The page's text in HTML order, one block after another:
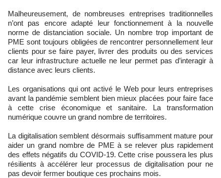
Malheureusement, de nombreuses entreprises traditionnelles
n’ont pas encore adapté leur fonctionnement à la nouvelle
norme de distanciation sociale. Un nombre trop important de
PME sont toujours obligées de rencontrer personnellement leur
clients pour se faire payer, livrer des produits ou des services
car leur infrastructure actuelle ne leur permet pas d’interagir à
distance avec leurs clients.
Les organisations qui ont activé le Web pour leurs entreprises
avant la pandémie semblent bien mieux placées pour faire face
à cette crise économique et sanitaire. La transformation
numérique couvre un grand nombre de territoires.
La digitalisation semblent désormais suffisamment mature pour
aider un grand nombre de PME à se relever plus rapidement
des effets négatifs du COVID-19. Cette crise poussera les plus
résilients à accélérer leur processus de digitalisation pour ne
pas devoir fermer boutique ces prochains mois.